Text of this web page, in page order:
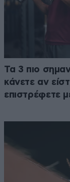
Τα 3 πιο
κάνετε αν
επιστρέφετε